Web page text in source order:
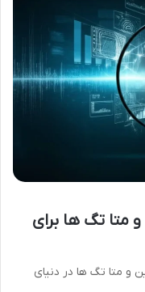
متا تگ ها برای
و متا تگ ها در دنیای